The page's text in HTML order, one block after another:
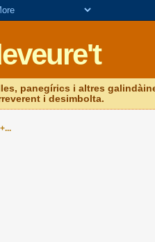
panegírics i altres
i desimbolta.